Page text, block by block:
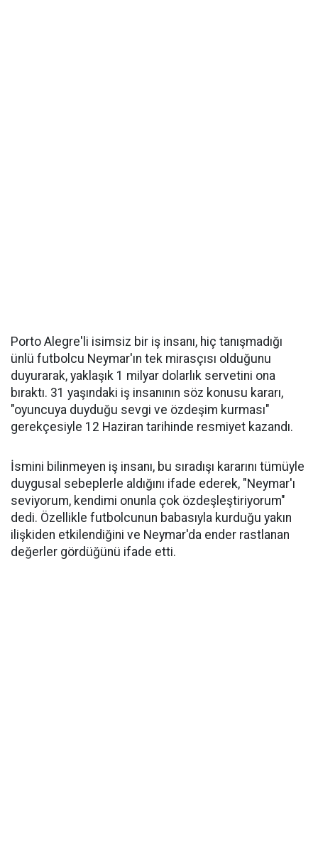
Porto Alegre'li isimsiz bir iş insanı, hiç tanışmadığı
ünlü futbolcu Neymar'ın tek mirasçısı olduğunu
duyurarak, yaklaşık 1 milyar dolarlık servetini ona
bıraktı. 31 yaşındaki iş insanının söz konusu kararı,
"oyuncuya duyduğu sevgi ve özdeşim kurması"
gerekçesiyle 12 Haziran tarihinde resmiyet kazandı.
İsmini bilinmeyen iş insanı, bu sıradışı kararını tümüyle
duygusal sebeplerle aldığını ifade ederek, "Neymar'ı
seviyorum, kendimi onunla çok özdeşleştiriyorum"
dedi. Özellikle futbolcunun babasıyla kurduğu yakın
ilişkiden etkilendiğini ve Neymar'da ender rastlanan
değerler gördüğünü ifade etti.